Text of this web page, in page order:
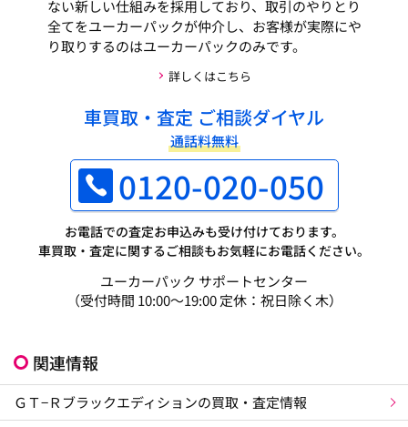
ない新しい仕組みを採用しており、取引のやりとり
全てをユーカーパックが仲介し、お客様が実際にや
り取りするのはユーカーパックのみです。
詳しくはこちら
車買取・査定 ご相談ダイヤル
通話料無料
0120-020-050
お電話での査定お申込みも受け付けております。
車買取・査定に関するご相談もお気軽にお電話ください。
ユーカーパック サポートセンター
（受付時間 10:00～19:00 定休：祝日除く木）
関連情報
ＧＴ−Ｒブラックエディションの買取・査定情報